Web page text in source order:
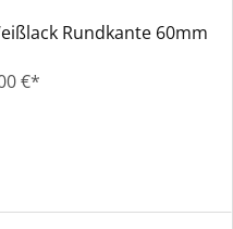
Rundkante 60mm
€*